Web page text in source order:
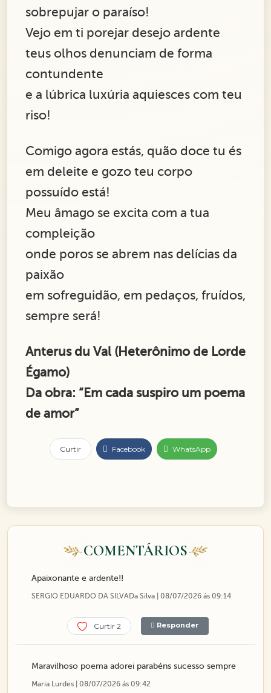
sobrepujar o paraíso!
Vejo em ti porejar desejo ardente
teus olhos denunciam de forma
contundente
e a lúbrica luxúria aquiesces com teu
riso!
Comigo agora estás, quão doce tu és
em deleite e gozo teu corpo
possuído está!
Meu âmago se excita com a tua
compleição
onde poros se abrem nas delícias da
paixão
em sofreguidão, em pedaços, fruídos,
sempre será!
Anterus du Val (Heterônimo de Lorde
Égamo)
Da obra: “Em cada suspiro um poema
de amor”
Curtir Facebook WhatsApp
COMENTÁRIOS
Apaixonante e ardente!!
SERGIO EDUARDO DA SILVADa Silva | 08/07/2026 ás 09:14
Curtir 2 Responder
Maravilhoso poema adorei parabéns sucesso sempre
Maria Lurdes | 08/07/2026 ás 09:42